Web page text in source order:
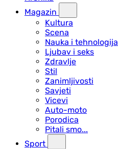
Magazin
Kultura
Scena
Nauka i tehnologija
Ljubav i seks
Zdravlje
Stil
Zanimljivosti
Savjeti
Vicevi
Auto-moto
Porodica
Pitali smo...
Sport